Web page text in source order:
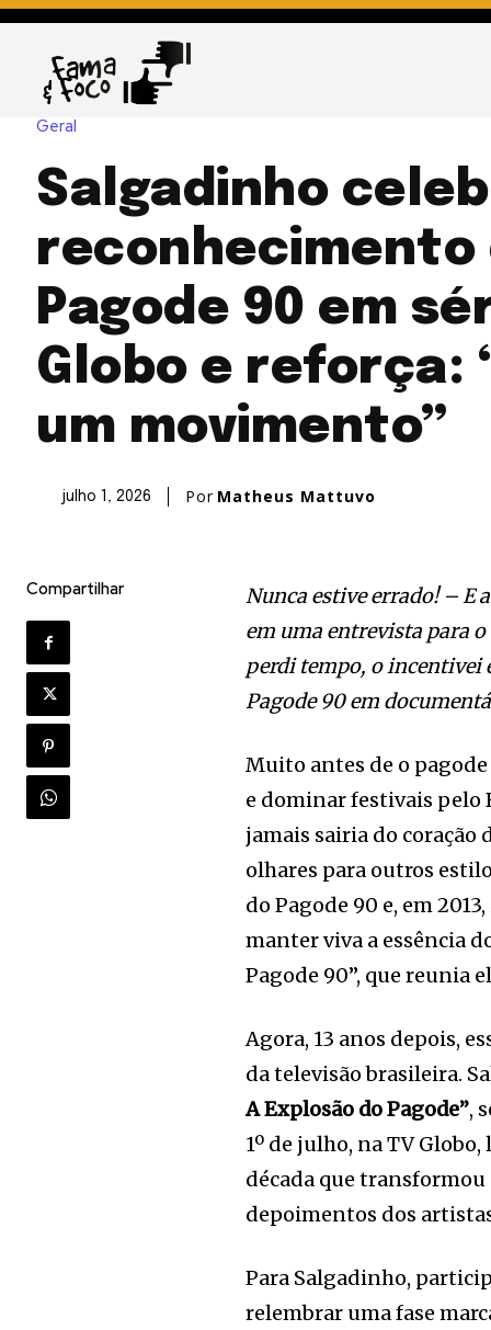
Geral
Salgadinho
reconhecimento
Pagode 90 em
Globo e reforça:
um movimento”
julho 1, 2026 Por Matheus Mattuvo
Compartilhar
Nunca estive errado! –
em uma entrevista para
perdi tempo, oincentivei
Pagode 90 em
Muito antes de o
e dominar festivais pelo
jamais sairia do coração
olhares para outros
do Pagode 90 e, em
manter viva a essência
Pagode 90”, que reunia
Agora, 13 anos depois,
da televisão brasileira.
A Explosão do Pagode”,
1º de julho, na TV
década que
depoimentos dos
Para Salgadinho,
relembrar uma fase